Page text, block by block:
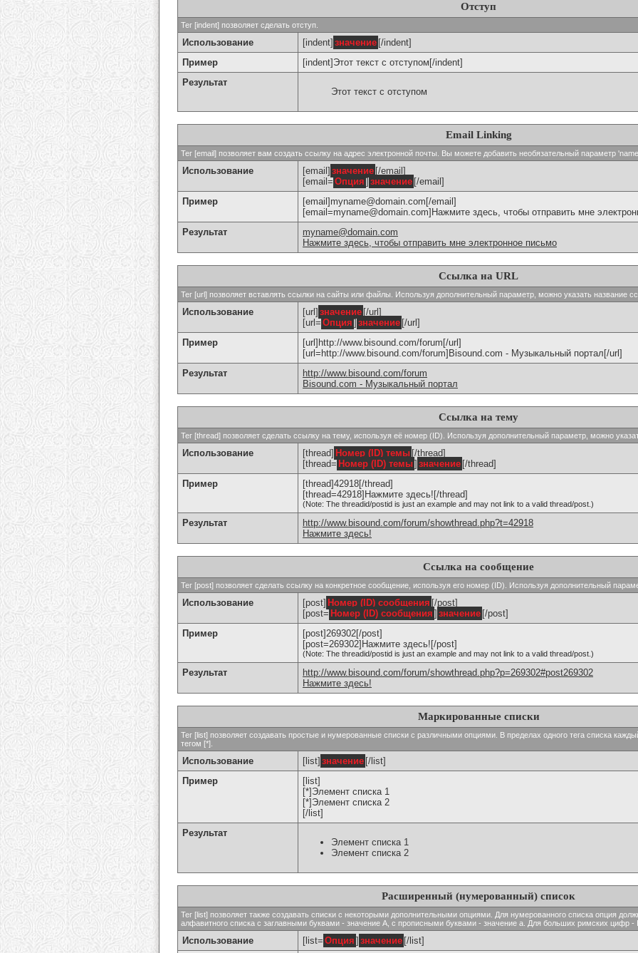
Отступ
Тег [indent] позволяет сделать отступ.
Использование [indent] значение [/indent]
Пример
[indent]Этот текст с отступом[/indent]
Результат
Этот текст с отступом
Email Linking
Тег [email] позволяет вам создать ссылку на адрес электронной почты. Вы можете добавить необязательный параметр
Использование [email] значение [/email]
[email= Опция ] значение [/email]
Пример
[email]myname@domain.com[/email]
[email=myname@domain.com]Нажмите здесь, чтобы отправить мне
Результат
myname@domain.com
Нажмите здесь, чтобы отправить мне электронное письмо
Ссылка на URL
Тег [url] позволяет вставлять ссылки на сайты или файлы. Используя дополнительный параметр, можно указать название
Использование [url] значение [/url]
[url= Опция ] значение [/url]
Пример
[url]http://www.bisound.com/forum[/url]
[url=http://www.bisound.com/forum]Bisound.com - Музыкальный портал[/url]
Результат
http://www.bisound.com/forum
Bisound.com - Музыкальный портал
Ссылка на тему
Тег [thread] позволяет сделать ссылку на тему, используя её номер (ID). Используя дополнительный параметр, можно
Использование [thread] Номер (ID) темы [/thread]
[thread= Номер (ID) темы] значение [/thread]
Пример
[thread]42918[/thread]
[thread=42918]Нажмите здесь![/thread]
(Note: The threadid/postid is just an example and may not link to a valid thread/post.)
Результат
http://www.bisound.com/forum/showthread.php?t=42918
Нажмите здесь!
Ссылка на сообщение
Тег [post] позволяет сделать ссылку на конкретное сообщение, используя его номер (ID). Используя дополнительный
Использование [post] Номер (ID) сообщения [/post]
[post= Номер (ID) сообщения ] значение [/post]
Пример
[post]269302[/post]
[post=269302]Нажмите здесь![/post]
(Note: The threadid/postid is just an example and may not link to a valid thread/post.)
Результат
http://www.bisound.com/forum/showthread.php?p=269302#post269302
Нажмите здесь!
Маркированные списки
Тег [list] позволяет создавать простые и нумерованные списки с различными опциями. В пределах одного тега списка
тегом [*].
Использование [list] значение [/list]
Пример
[list]
[*]Элемент списка 1
[*]Элемент списка 2
[/list]
Результат
Элемент списка 1
Элемент списка 2
Расширенный (нумерованный) список
Тег [list] позволяет также создавать списки с некоторыми дополнительными опциями. Для нумерованного списка опция
алфавитного списка с заглавными буквами - значение A, с прописными буквами - значение а. Для больших римских цифр -
Использование [list= Опция ] значение [/list]